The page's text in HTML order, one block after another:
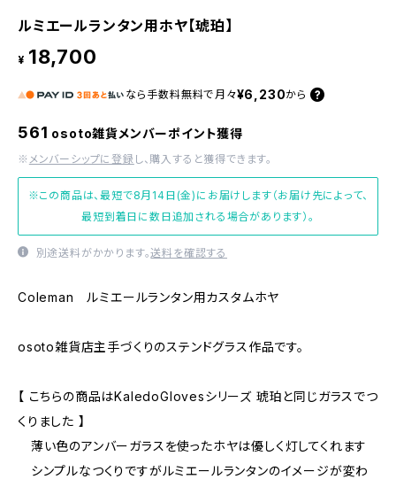
ルミエールランタン用ホヤ【琥珀】
¥ 18,700
なら 手数料無料で 月々¥6,230から
561 osoto雑貨メンバーポイント獲得
※ メンバーシップに登録 し、購入すると獲得できます。
※この商品は、最短で8月14日(金)にお届けします（お届け先によって、
最短到着日に数日追加される場合があります）。
別途送料がかかります。送料を確認する
Coleman ルミエールランタン用カスタムホヤ
osoto雑貨店主手づくりのステンドグラス作品です。
【 こちらの商品はKaledoGlovesシリーズ 琥珀と同じガラスでつ
くりました 】
薄い色のアンバーガラスを使ったホヤは優しく灯してくれます
シンプルなつくりですがルミエールランタンのイメージが変わ